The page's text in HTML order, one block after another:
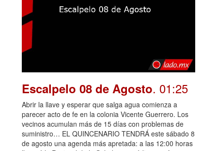
Escalpelo 08 de Agosto. 01:25
Abrir la llave y esperar que salga agua comienza a
parecer acto de fe en la colonia Vicente Guerrero. Los
vecinos acumulan más de 15 días con problemas de
suministro… EL QUINCENARIO TENDRÁ este sábado 8
de agosto una agenda más apretada: a las 12:00 horas